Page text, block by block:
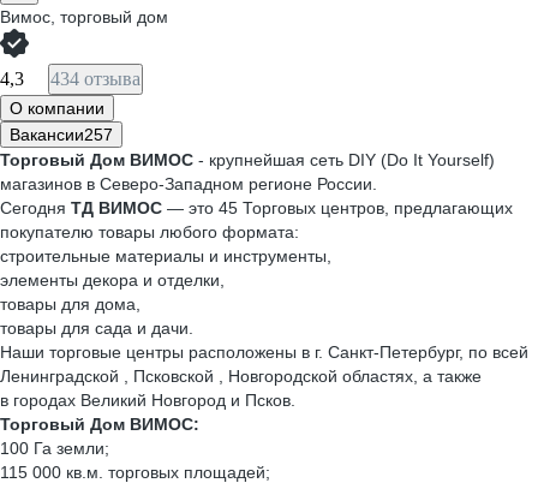
Вимос, торговый дом
4,3 434 отзыва
О компании
Вакансии257
Торговый Дом ВИМОС - крупнейшая сеть DIY (Do It Yourself)
магазинов в Северо-Западном регионе России.
Сегодня ТД ВИМОС — это 45 Торговых центров, предлагающих
покупателю товары любого формата:
строительные материалы и инструменты,
элементы декора и отделки,
товары для дома,
товары для сада и дачи.
Наши торговые центры расположены в г. Санкт-Петербург, по всей
Ленинградской , Псковской , Новгородской областях, а также
в городах Великий Новгород и Псков.
Торговый Дом ВИМОС:
100 Га земли;
115 000 кв.м. торговых площадей;